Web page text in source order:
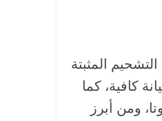
المثبتة
كافية، كما
ومن أبرز